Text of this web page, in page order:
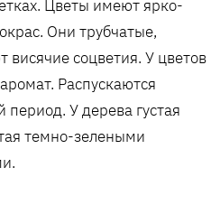
Цветы имеют ярко-
Они трубчатые,
соцветия. У цветов
Распускаются
У дерева густая
темно-зелеными